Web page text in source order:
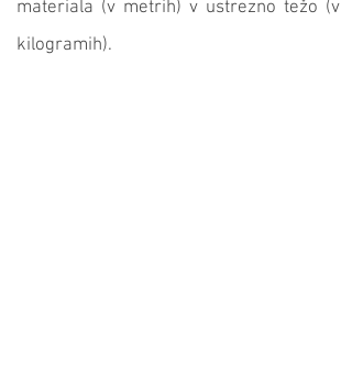
materiala (v metrih) v ustrezno težo (v
kilogramih).